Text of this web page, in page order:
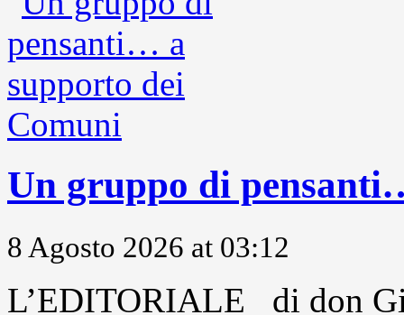
Un gruppo di
8 Agosto 2026 at 03:12
L’EDITORIALE di don